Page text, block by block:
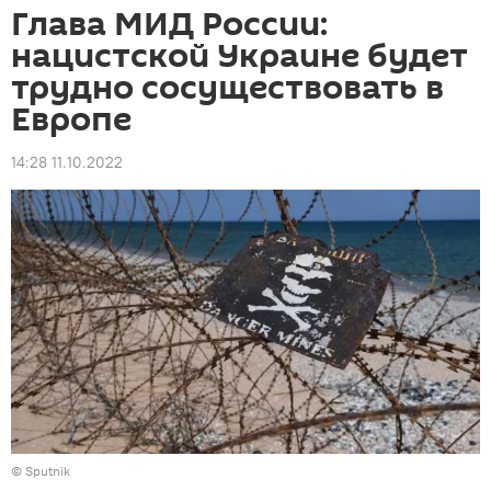
Глава МИД России:
нацистской Украине будет
трудно сосуществовать в
Европе
14:28 11.10.2022
© Sputnik